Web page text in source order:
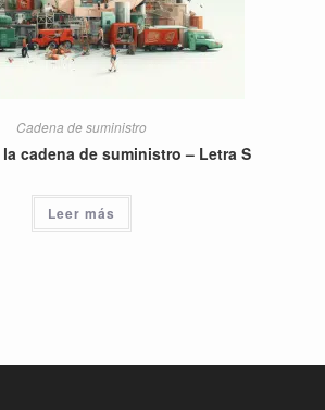
Cadena de suministro
cadena de suministro – Letra S
Leer más